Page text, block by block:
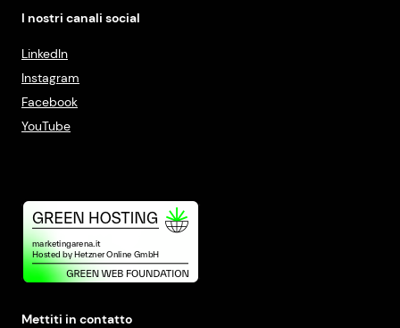
I nostri canali social
LinkedIn
Instagram
Facebook
YouTube
Mettiti in contatto